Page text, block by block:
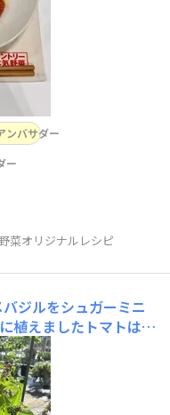
ンバサダー
ー
菜オリジナルレシピ
ジルをシュガーミニ
植えましたトマトはそ
ジルはとっても元気で
太くなってました😅